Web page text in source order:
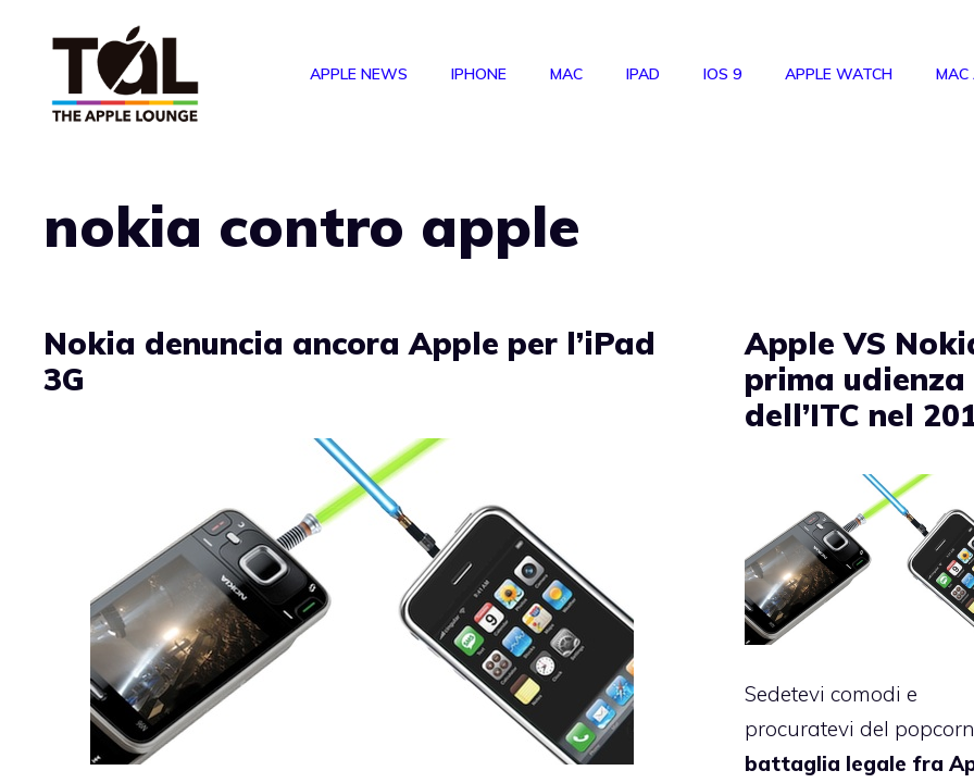
APPLE NEWS IPHONE MAC IPAD IOS 9 APPLE WATCH MAC
nokia contro apple
Nokia denuncia ancora Apple per l’iPad
3G
Apple VS
prima udienza
dell’ITC nel
Sedetevi comodi e
procuratevi del
battaglia legale fra